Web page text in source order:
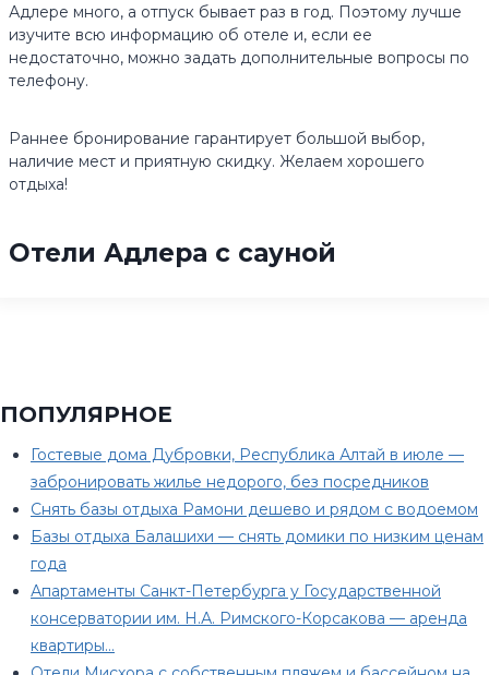
Адлере много, а отпуск бывает раз в год. Поэтому лучше
изучите всю информацию об отеле и, если ее
недостаточно, можно задать дополнительные вопросы по
телефону.
Раннее бронирование гарантирует большой выбор,
наличие мест и приятную скидку. Желаем хорошего
отдыха!
Отели Адлера с сауной
ПОПУЛЯРНОЕ
Гостевые дома Дубровки, Республика Алтай в июле —
забронировать жилье недорого, без посредников
Снять базы отдыха Рамони дешево и рядом с водоемом
Базы отдыха Балашихи — снять домики по низким ценам
года
Апартаменты Санкт-Петербурга у Государственной
консерватории им. Н.А. Римского-Корсакова — аренда
квартиры…